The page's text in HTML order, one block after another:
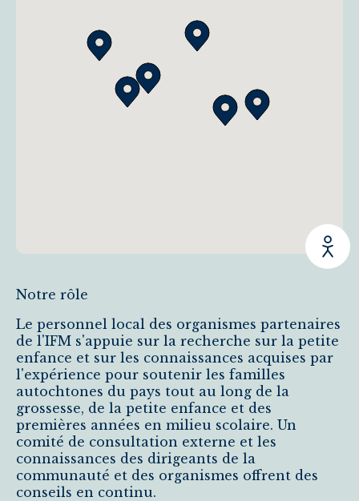
Notre rôle
Le personnel local des organismes partenaires
de l'IFM s'appuie sur la recherche sur la petite
enfance et sur les connaissances acquises par
l'expérience pour soutenir les familles
autochtones du pays tout au long de la
grossesse, de la petite enfance et des
premières années en milieu scolaire. Un
comité de consultation externe et les
connaissances des dirigeants de la
communauté et des organismes offrent des
conseils en continu.